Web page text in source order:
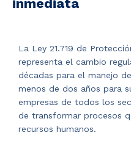
inmediata
La Ley 21.719 de
representa el cambio
décadas para el manejo
menos de dos años para
empresas de todos los
de transformar procesos
recursos humanos.